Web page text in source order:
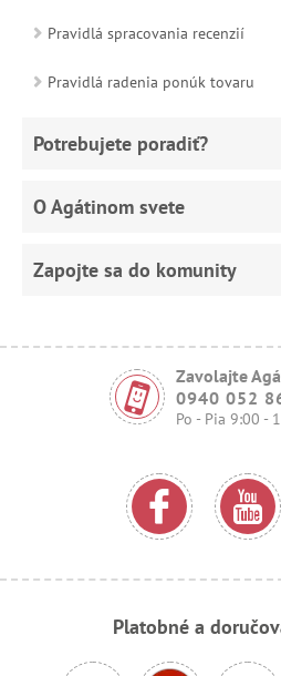
Pravidlá spracovania recenzií
Pravidlá radenia ponúk tovaru
Potrebujete poradiť?
O Agátinom svete
Zapojte sa do komunity
Zavolajte
0940 052
Po - Pia 9:00 -
Platobné a